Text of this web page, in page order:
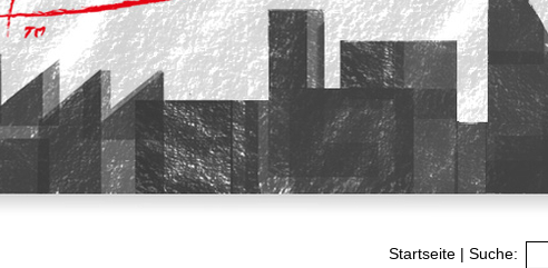
Startseite | Suche: